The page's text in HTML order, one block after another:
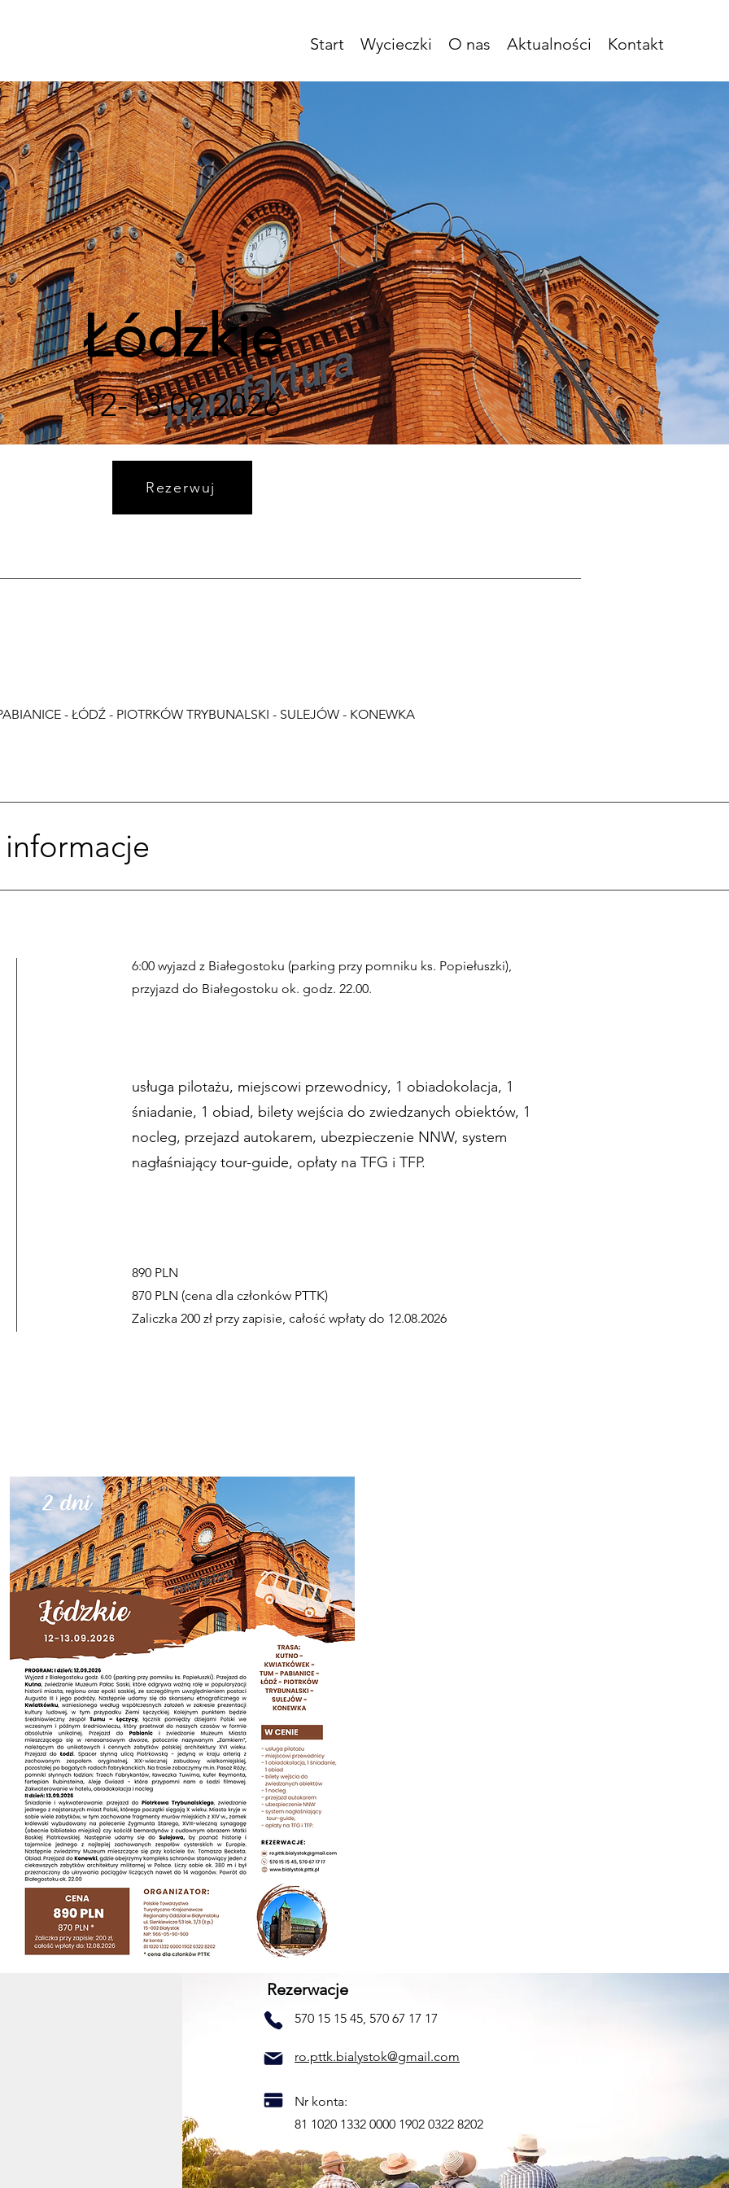
Start Wycieczki O nas Aktualności Kontakt
Łódzkie
12-13.09.2026
Rezerwuj
- ŁÓDŹ - PIOTRKÓW TRYBUNALSKI - SULEJÓW - KONEWKA
6:00 wyjazd z Białegostoku (parking przy pomniku ks. Popiełuszki),
przyjazd do Białegostoku ok. godz. 22.00.
usługa pilotażu, miejscowi przewodnicy, 1 obiadokolacja, 1
śniadanie, 1 obiad, bilety wejścia do zwiedzanych obiektów, 1
nocleg, przejazd autokarem, ubezpieczenie NNW, system
nagłaśniający tour-guide, opłaty na TFG i TFP.
890 PLN
870 PLN (cena dla członków PTTK)
Zaliczka 200 zł przy zapisie, całość wpłaty do 12.08.2026
Rezerwacje
570 15 15 45, 570 67 17 17
ro.pttk.bialystok@gmail.com
Nr konta:
81 1020 1332 0000 1902 0322 8202